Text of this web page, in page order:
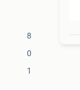
8
0
1